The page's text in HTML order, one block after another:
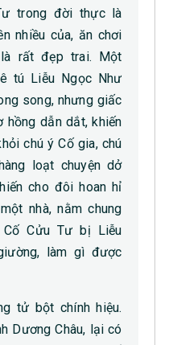
trong đời thực là
nhiều của, ăn chơi
rất đẹp trai. Một
tú Liễu Ngọc Như
song, nhưng giấc
dẫn dắt, khiến
chú ý Cố gia, chú
loạt chuyện dở
cho đôi hoan hỉ
nhà, nằm chung
Cửu Tư bị Liễu
làm gì được
tử bột chính hiệu.
Dương Châu, lại có